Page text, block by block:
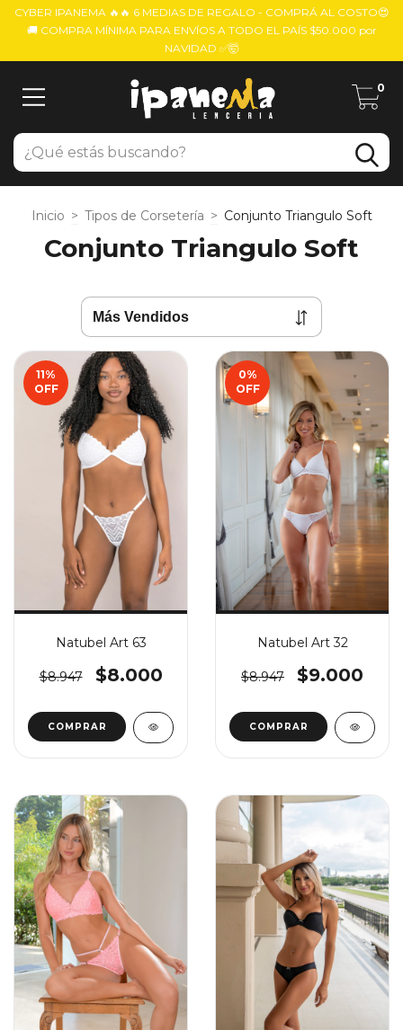
CYBER IPANEMA 🔥🔥 6 MEDIAS DE REGALO - COMPRÁ AL COSTO😍
🚚 COMPRA MÍNIMA PARA ENVÍOS A TODO EL PAÍS $50.000 por
NAVIDAD ✅🤯
0
Inicio > Tipos de Corsetería > Conjunto Triangulo Soft
Conjunto Triangulo Soft
11%
OFF
Natubel Art 63
$8.947 $8.000
COMPRAR
0%
OFF
Natubel Art 32
$8.947 $9.000
COMPRAR